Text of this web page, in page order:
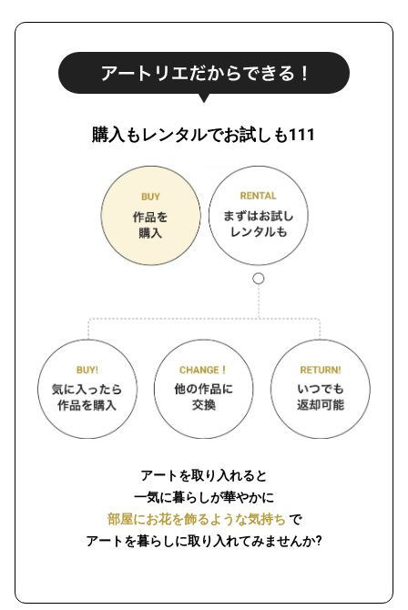
購入もレンタルでお試しも111
アートを取り入れると
一気に暮らしが華やかに
部屋にお花を飾るような気持ち で
アートを暮らしに取り入れてみませんか?